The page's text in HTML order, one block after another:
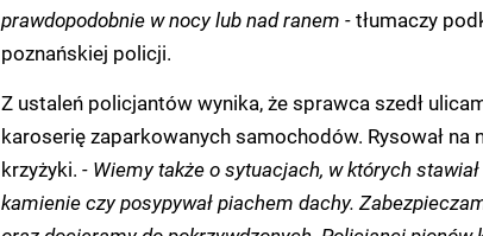
prawdopodobnie w nocy lub nad ranem -tłumaczy
poznańskiej policji.
Z ustaleń policjantów wynika, że sprawca szedł
karoserię zaparkowanych samochodów. Rysował na
krzyżyki. - Wiemy także o sytuacjach, w których
kamienie czy posypywał piachem dachy.